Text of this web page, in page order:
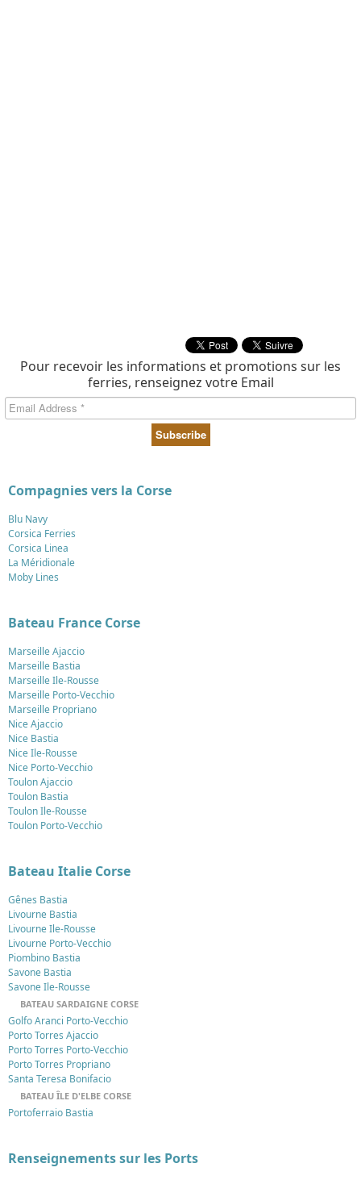
Pour recevoir les informations et promotions sur les
ferries, renseignez votre Email
Compagnies vers la Corse
Blu Navy
Corsica Ferries
Corsica Linea
La Méridionale
Moby Lines
Bateau France Corse
Marseille Ajaccio
Marseille Bastia
Marseille Ile-Rousse
Marseille Porto-Vecchio
Marseille Propriano
Nice Ajaccio
Nice Bastia
Nice Ile-Rousse
Nice Porto-Vecchio
Toulon Ajaccio
Toulon Bastia
Toulon Ile-Rousse
Toulon Porto-Vecchio
Bateau Italie Corse
Gênes Bastia
Livourne Bastia
Livourne Ile-Rousse
Livourne Porto-Vecchio
Piombino Bastia
Savone Bastia
Savone Ile-Rousse
BATEAU SARDAIGNE CORSE
Golfo Aranci Porto-Vecchio
Porto Torres Ajaccio
Porto Torres Porto-Vecchio
Porto Torres Propriano
Santa Teresa Bonifacio
BATEAU ÎLE D'ELBE CORSE
Portoferraio Bastia
Renseignements sur les Ports